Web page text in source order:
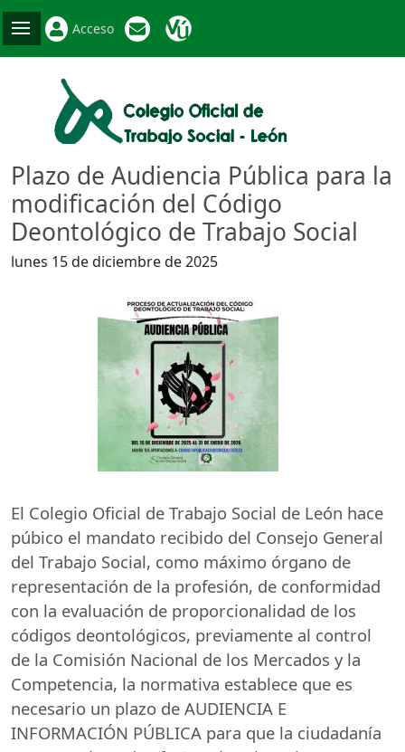
Acceso
Plazo de Audiencia Pública para la
modificación del Código
Deontológico de Trabajo Social
lunes 15 de diciembre de 2025
El Colegio Oficial de Trabajo Social de León hace
púbico el mandato recibido del Consejo General
del Trabajo Social, como máximo órgano de
representación de la profesión, de conformidad
con la evaluación de proporcionalidad de los
códigos deontológicos, previamente al control
de la Comisión Nacional de los Mercados y la
Competencia, la normativa establece que es
necesario un plazo de AUDIENCIA E
INFORMACIÓN PÚBLICA para que la ciudadanía